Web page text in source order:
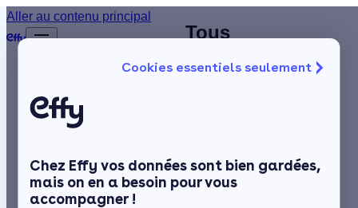
Cookies essentiels seulement
Chez Effy vos données sont bien gardées,
mais on en a besoin pour vous
accompagner !
Aller au contenu principal
Chauffage
Rénovation globale
Aides et Primes
du fil
d’Ariane
Deux-Sèvres
meilleur
Tous
installateurs
- (79)